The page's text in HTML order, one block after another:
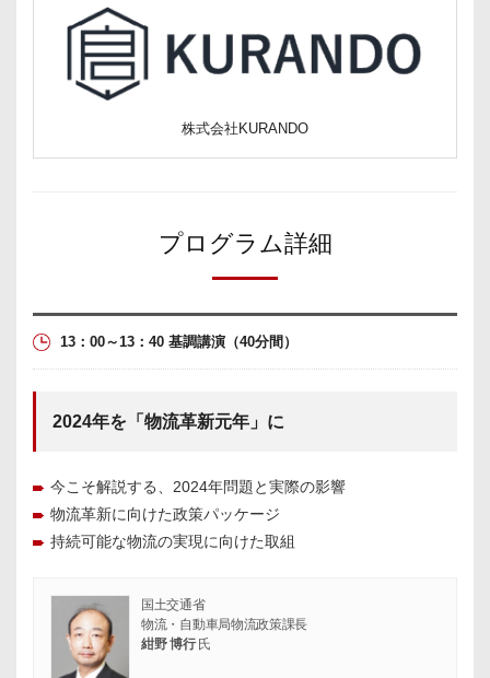
株式会社KURANDO
プログラム詳細
13：00～13：40 基調講演 （40分間）
2024年を「物流革新元年」に
今こそ解説する、2024年問題と実際の影響
物流革新に向けた政策パッケージ
持続可能な物流の実現に向けた取組
国土交通省
物流・自動車局物流政策課長
紺野 博行氏